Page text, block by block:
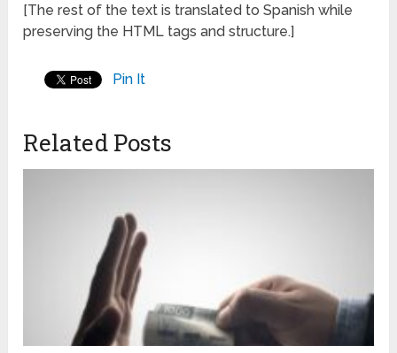
[The rest of the text is translated to Spanish while
preserving the HTML tags and structure.]
Pin It
Related Posts